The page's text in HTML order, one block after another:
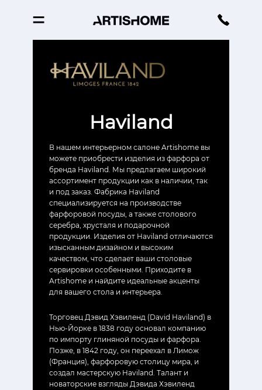
Haviland
В нашем интерьерном салоне Artishome вы
можете приобрести изделия из фарфора от
бренда Haviland. Мы предлагаем широкий
ассортимент продукции как в наличии, так
и под заказ. Фабрика Haviland
специализируется на производстве
фарфоровой посуды, а также столового
серебра, хрусталя и подарочной
продукции. Изделия от Haviland отличаются
изысканным дизайном и высоким
качеством, что сделает ваши столовые
сервировки особенными. Приходите в
Artishome и найдите идеальные акценты
для вашего стола и интерьера.
Торговец Дэвид Хэвиленд (David Haviland) в
Нью-Йорке в 1838 году основал компанию
по импорту глиняной посуды и фарфора.
Позже, в 1842 году, он переехал в Лимож
(Франция), фарфоровую столицу мира, и
создал мастерскую Haviland. Талант и
новаторские взгляды Дэвида Хэвиленд